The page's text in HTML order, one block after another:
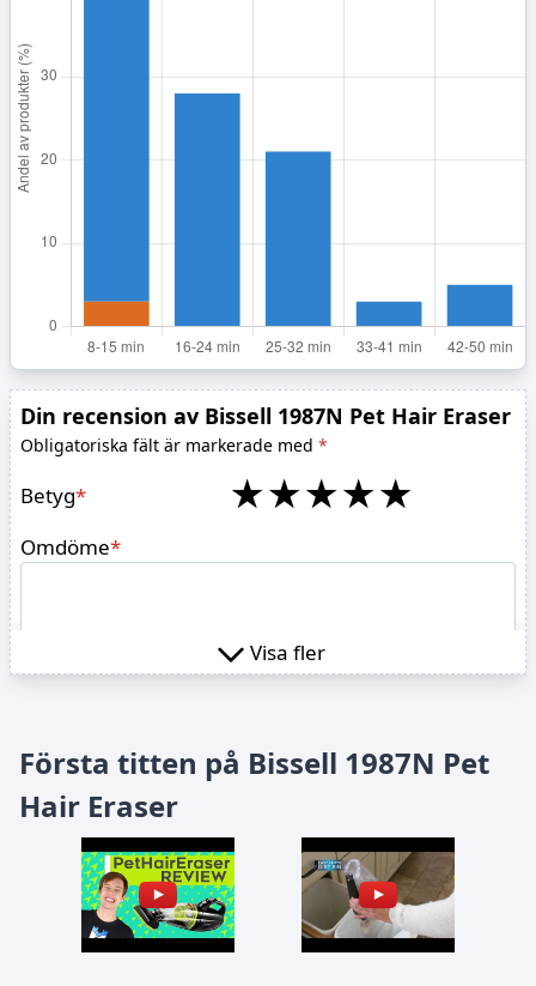
Din recension av Bissell 1987N Pet Hair Eraser
Obligatoriska fält är markerade med *
Betyg* ★★★★★
Omdöme*
Skicka in recension
Visa fler
Första titten på Bissell 1987N Pet
Hair Eraser